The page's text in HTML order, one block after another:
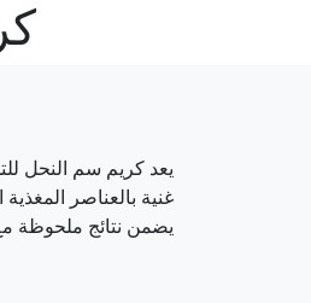
يعد كريم سم النحل
غنية بالعناصر
يضمن نتائج ملحوظة